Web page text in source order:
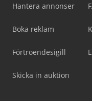
Hantera annonser
Boka reklam
Förtroendesigill
Skicka in auktion